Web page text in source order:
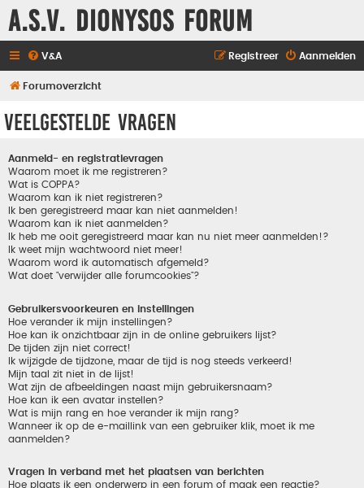
A.S.V. Dionysos Forum
V&A Aanmelden
Registreer
Forumoverzicht
Veelgestelde vragen
Aanmeld- en registratievragen
Waarom moet ik me registreren?
Wat is COPPA?
Waarom kan ik niet registreren?
Ik ben geregistreerd maar kan niet aanmelden!
Waarom kan ik niet aanmelden?
Ik heb me ooit geregistreerd maar kan nu niet meer aanmelden!?
Ik weet mijn wachtwoord niet meer!
Waarom word ik automatisch afgemeld?
Wat doet "verwijder alle forumcookies"?
Gebruikersvoorkeuren en instellingen
Hoe verander ik mijn instellingen?
Hoe kan ik onzichtbaar zijn in de online gebruikers lijst?
De tijden zijn niet correct!
Ik wijzigde de tijdzone, maar de tijd is nog steeds verkeerd!
Mijn taal zit niet in de lijst!
Wat zijn de afbeeldingen naast mijn gebruikersnaam?
Hoe kan ik een avatar instellen?
Wat is mijn rang en hoe verander ik mijn rang?
Wanneer ik op de e-maillink van een gebruiker klik, moet ik me
aanmelden?
Vragen in verband met het plaatsen van berichten
Hoe plaats ik een onderwerp in een forum of maak een reactie?